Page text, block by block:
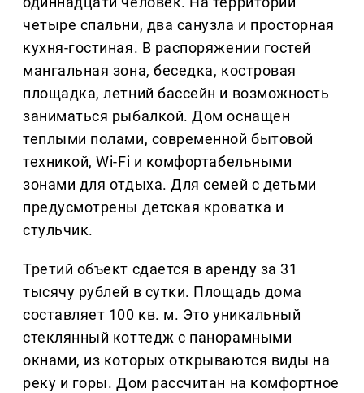
четыре спальни, два санузла и просторная
кухня-гостиная. В распоряжении гостей
мангальная зона, беседка, костровая
площадка, летний бассейн и возможность
заниматься рыбалкой. Дом оснащен
теплыми полами, современной бытовой
техникой, Wi-Fi и комфортабельными
зонами для отдыха. Для семей с детьми
предусмотрены детская кроватка и
стульчик.
Третий объект сдается в аренду за 31
тысячу рублей в сутки. Площадь дома
составляет 100 кв. м. Это уникальный
стеклянный коттедж с панорамными
окнами, из которых открываются виды на
реку и горы. Дом рассчитан на комфортное